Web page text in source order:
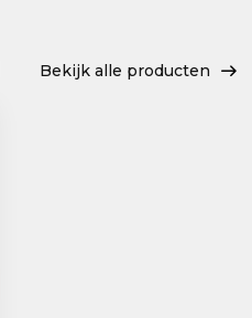
Bekijk alle producten